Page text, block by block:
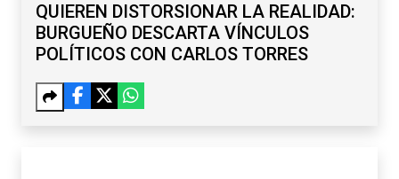
QUIEREN DISTORSIONAR LA REALIDAD:
BURGUEÑO DESCARTA VÍNCULOS
POLÍTICOS CON CARLOS TORRES